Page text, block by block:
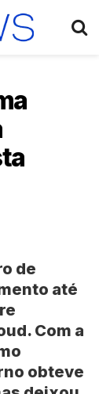
de
até
Com a
obteve